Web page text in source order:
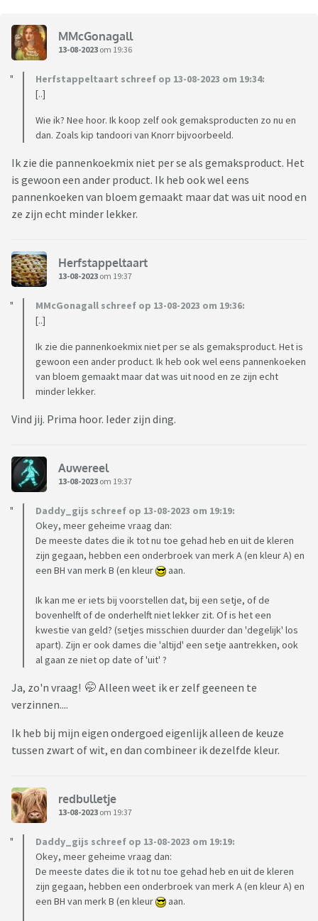
MMcGonagall
13-08-2023 om 19:36
Herfstappeltaart schreef op 13-08-2023 om 19:34:
[..]
Wie ik? Nee hoor. Ik koop zelf ook gemaksproducten zo nu en
dan. Zoals kip tandoori van Knorr bijvoorbeeld.
Ik zie die pannenkoekmix niet per se als gemaksproduct. Het
is gewoon een ander product. Ik heb ook wel eens
pannenkoeken van bloem gemaakt maar dat was uit nood en
ze zijn echt minder lekker.
Herfstappeltaart
13-08-2023 om 19:37
MMcGonagall schreef op 13-08-2023 om 19:36:
[..]
Ik zie die pannenkoekmix niet per se als gemaksproduct. Het is
gewoon een ander product. Ik heb ook wel eens pannenkoeken
van bloem gemaakt maar dat was uit nood en ze zijn echt
minder lekker.
Vind jij. Prima hoor. Ieder zijn ding.
Auwereel
13-08-2023 om 19:37
Daddy_gijs schreef op 13-08-2023 om 19:19:
Okey, meer geheime vraag dan:
De meeste dates die ik tot nu toe gehad heb en uit de kleren
zijn gegaan, hebben een onderbroek van merk A (en kleur A) en
een BH van merk B (en kleur
aan.
Ik kan me er iets bij voorstellen dat, bij een setje, of de
bovenhelft of de onderhelft niet lekker zit. Of is het een
kwestie van geld? (setjes misschien duurder dan 'degelijk' los
apart). Zijn er ook dames die 'altijd' een setje aantrekken, ook
al gaan ze niet op date of 'uit' ?
Ja, zo'n vraag! 🤭 Alleen weet ik er zelf geeneen te
verzinnen....
Ik heb bij mijn eigen ondergoed eigenlijk alleen de keuze
tussen zwart of wit, en dan combineer ik dezelfde kleur.
redbulletje
13-08-2023 om 19:37
Daddy_gijs schreef op 13-08-2023 om 19:19:
Okey, meer geheime vraag dan:
De meeste dates die ik tot nu toe gehad heb en uit de kleren
zijn gegaan, hebben een onderbroek van merk A (en kleur A) en
een BH van merk B (en kleur
aan.